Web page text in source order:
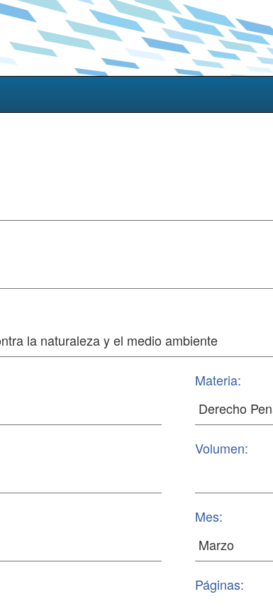
Materia:
Volumen:
Mes:
Páginas: